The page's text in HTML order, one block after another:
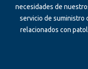
necesidades de
servicio de suministro
relacionados con